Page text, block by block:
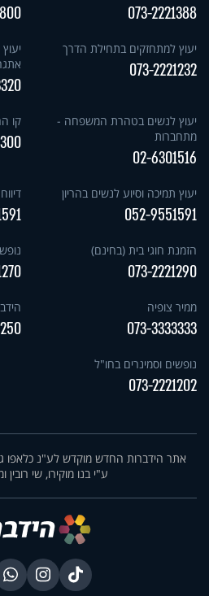
073-2221388
יעוץ למתחזקים בתחילת הדרך
073-2221232
יעוץ לנשים בטהרת המשפחה -
מתחברות
02-6301516
קו
יעוץ תמיכה וסיוע לנשים בהריון
052-9551591
הזמנת חוגי בית (בחינם)
073-2221290
ממיר צופיה
073-3333333
נופשים וסמינרים בחו"ל
073-2221202
אתר הידברות החדש מוקדש לע"נ כלאפו
ע"י בנו מוקירו, שי